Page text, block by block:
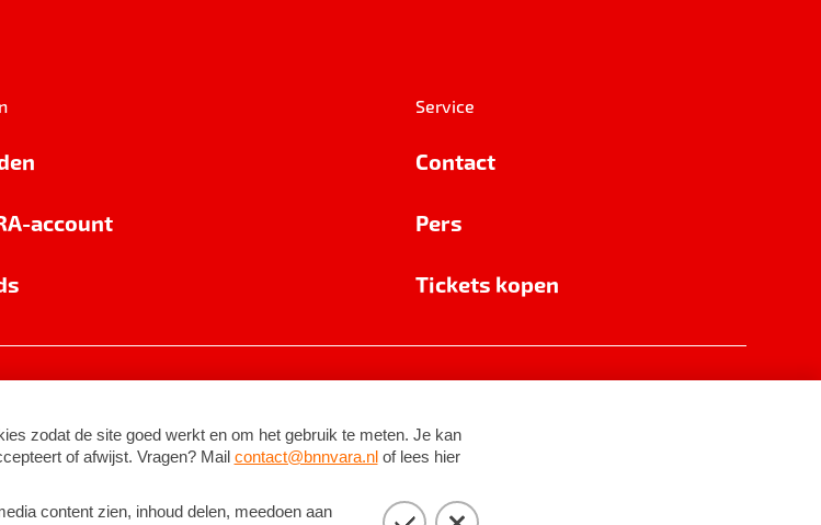
account
Service
Contact
Pers
Tickets kopen
2026BNNVARA